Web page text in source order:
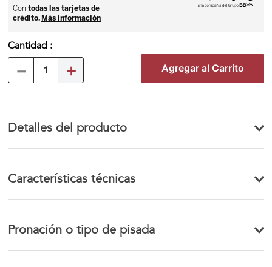
Tiendas
Cantidad
＋
－ Agregar al Carrito
Detalles del producto
Características técnicas
Pronación o tipo de pisada